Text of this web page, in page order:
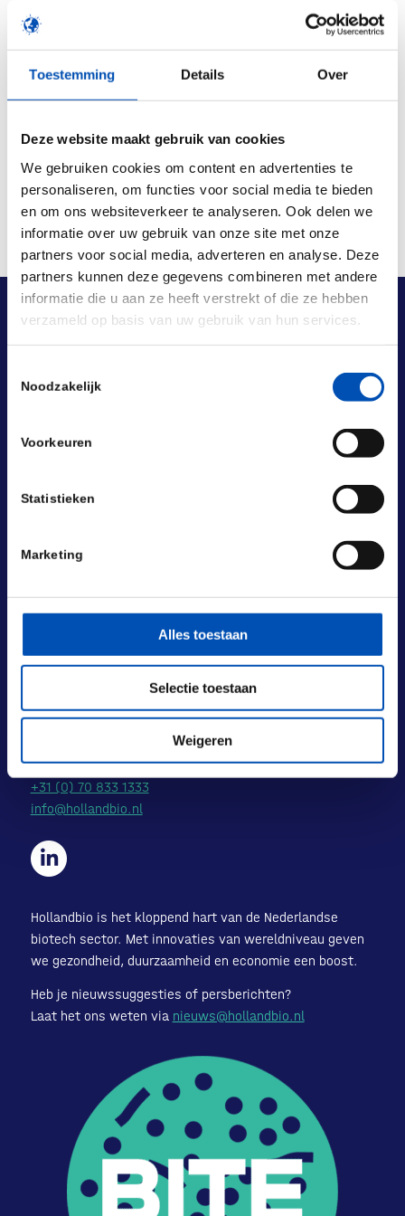
Toestemming Details Over
Deze website maakt gebruik van cookies
We gebruiken cookies om content en advertenties te
personaliseren, om functies voor social media te bieden
en om ons websiteverkeer te analyseren. Ook delen we
informatie over uw gebruik van onze site met onze
partners voor social media, adverteren en analyse. Deze
partners kunnen deze gegevens combineren met andere
informatie die u aan ze heeft verstrekt of die ze hebben
verzameld op basis van uw gebruik van hun services.
Noodzakelijk
Voorkeuren
Statistieken
Marketing
Alles toestaan
Selectie toestaan
Weigeren
/
Laan van Nieuw Oost-Indië 131-133
POSTADRES
Laan van Nieuw Oost-Indië 133 M
+31 (0) 70 833 1333
info@hollandbio.nl
Hollandbio is het kloppend hart van de Nederlandse
biotech sector. Met innovaties van wereldniveau geven
we gezondheid, duurzaamheid en economie een boost.
Heb je nieuwssuggesties of persberichten?
Laat het ons weten via nieuws@hollandbio.nl